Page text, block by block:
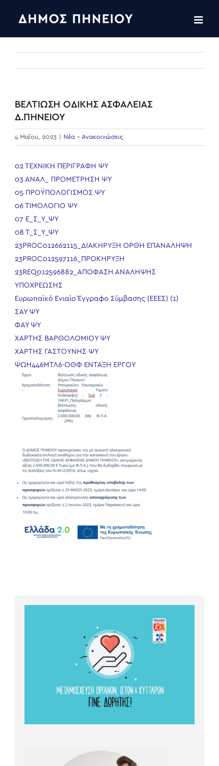
ΒΕΛΤΙΩΣΗ ΟΔΙΚΗΣ ΑΣΦΑΛΕΙΑΣ
Δ.ΠΗΝΕΙΟΥ
4 Μαΐου, 2023 Νέα - Ανακοινώσεις
02 ΤΕΧΝΙΚΗ ΠΕΡΙΓΡΑΦΗ ΨΥ
03 ΑΝΑΛ_ ΠΡΟΜΕΤΡΗΣΗ ΨΥ
05 ΠΡΟΫΠΟΛΟΓΙΣΜΟΣ ΨΥ
06 ΤΙΜΟΛΟΓΙΟ ΨΥ
07 Ε_Σ_Υ_ΨΥ
08 Τ_Σ_Υ_ΨΥ
23PROC012662115_ΔΙΑΚΗΡΥΞΗ ΟΡΘΗ ΕΠΑΝΑΛΗΨΗ
23PROC012597116_ΠΡΟΚΗΡΥΞΗ
23REQ012596882_ΑΠΟΦΑΣΗ ΑΝΑΛΗΨΗΣ
ΥΠΟΧΡΕΩΣΗΣ
Ευρωπαϊκό Ενιαίο Έγγραφο Σύμβασης (ΕΕΕΣ) (1)
ΣΑΥ ΨΥ
ΦΑΥ ΨΥ
ΧΑΡΤΗΣ ΒΑΡΘΟΛΟΜΙΟΥ ΨΥ
ΧΑΡΤΗΣ ΓΑΣΤΟΥΝΗΣ ΨΥ
ΨΩΗ446ΜΤΛ6-ΟΘΦ ΕΝΤΑΞΗ ΕΡΓΟΥ